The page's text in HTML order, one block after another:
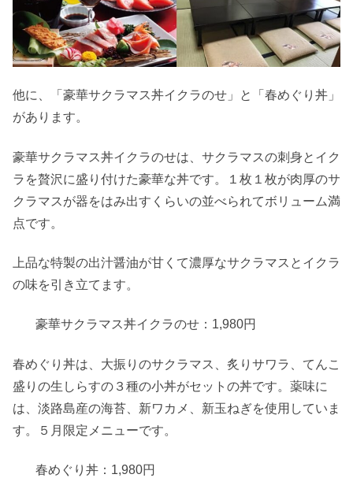
他に、「豪華サクラマス丼イクラのせ」と「春めぐり丼」
があります。
豪華サクラマス丼イクラのせは、サクラマスの刺身とイク
ラを贅沢に盛り付けた豪華な丼です。１枚１枚が肉厚のサ
クラマスが器をはみ出すくらいの並べられてボリューム満
点です。
上品な特製の出汁醤油が甘くて濃厚なサクラマスとイクラ
の味を引き立てます。
豪華サクラマス丼イクラのせ：1,980円
春めぐり丼は、大振りのサクラマス、炙りサワラ、てんこ
盛りの生しらすの３種の小丼がセットの丼です。薬味に
は、淡路島産の海苔、新ワカメ、新玉ねぎを使用していま
す。５月限定メニューです。
春めぐり丼：1,980円